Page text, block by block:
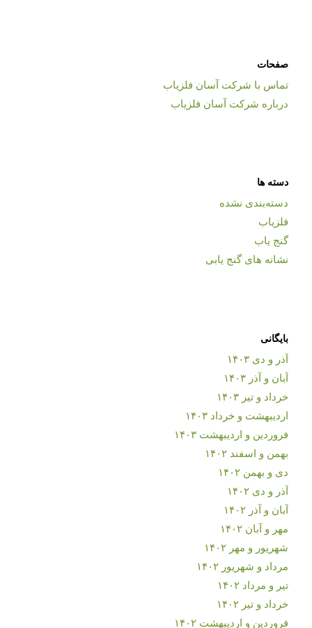
صفحات
تماس با شرکت آسان فلزیاب
درباره شرکت آسان فلزیاب
دسته ها
دسته‌بندی نشده
فلزیاب
گنج یاب
نشانه های گنج یابی
بایگانی
آذر و دی ۱۴۰۳
آبان و آذر ۱۴۰۳
خرداد و تیر ۱۴۰۳
اردیبهشت و خرداد ۱۴۰۳
فروردین و اردیبهشت ۱۴۰۳
بهمن و اسفند ۱۴۰۲
دی و بهمن ۱۴۰۲
آذر و دی ۱۴۰۲
آبان و آذر ۱۴۰۲
مهر و آبان ۱۴۰۲
شهریور و مهر ۱۴۰۲
مرداد و شهریور ۱۴۰۲
تیر و مرداد ۱۴۰۲
خرداد و تیر ۱۴۰۲
فروردین و اردیبهشت ۱۴۰۲